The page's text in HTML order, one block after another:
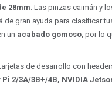
28mm. Las pinzas caimán y
de gran ayuda para clasificar
un acabado gomoso, por lo
de desarrollo con
2/3A/3B+/4B, NVIDIA